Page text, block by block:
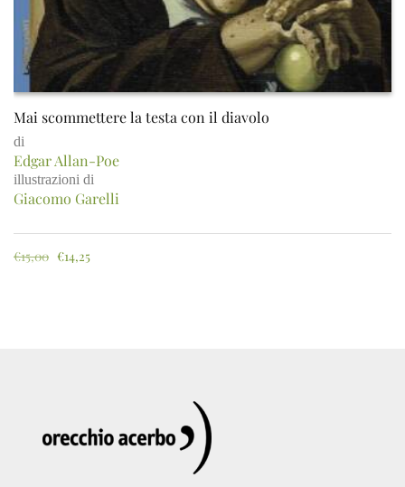
Mai scommettere la testa con il diavolo
di
Edgar Allan-Poe
illustrazioni di
Giacomo Garelli
€15,00 €14,25